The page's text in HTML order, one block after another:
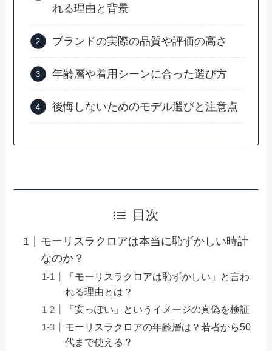
れる理由と背景
ブランドの実際の品質や評価の高さ
年齢層や着用シーンに合った選び方
後悔しないためのモデル選びと注意点
目次
モーリスラクロアは本当に恥ずかしい時計
なのか？
「モーリスラクロアは恥ずかしい」と言わ
れる理由とは？
「安っぽい」というイメージの真偽を検証
モーリスラクロアの年齢層は？若者から50
代まで使える？